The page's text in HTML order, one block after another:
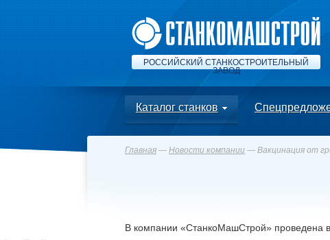
РОССИЙСКИЙ СТАНКОСТРОИТЕЛЬНЫЙ
ЗАВОД
Каталог станков
Главная — Новости компании — Вакцинация от
В компании «СтанкоМашСтрой» проведена